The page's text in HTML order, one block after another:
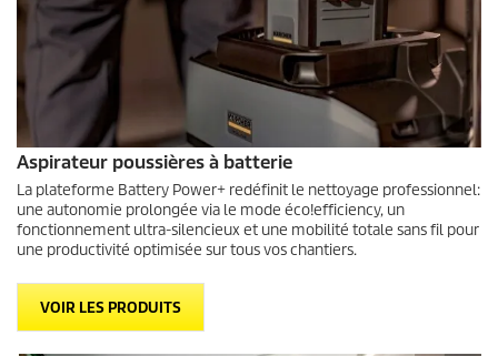
Aspirateur poussières à batterie
La plateforme Battery Power+ redéfinit le nettoyage professionnel:
une autonomie prolongée via le mode éco!efficiency, un
fonctionnement ultra-silencieux et une mobilité totale sans fil pour
une productivité optimisée sur tous vos chantiers.
VOIR LES PRODUITS